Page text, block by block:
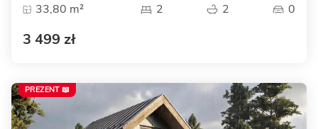
33,80 m²
2 2 0
3 499 zł
PREZENT 📖